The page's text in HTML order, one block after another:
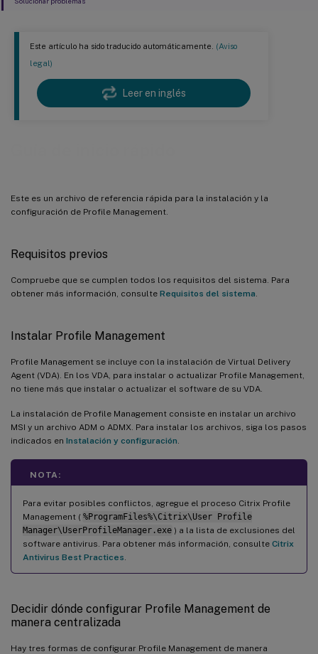
Este artículo ha sido traducido automáticamente. (Aviso
legal)
Leer en inglés
Este es un archivo de referencia rápida para la instalación y la
configuración de Profile Management.
Requisitos previos
Compruebe que se cumplen todos los requisitos del sistema. Para
obtener más información, consulte Requisitos del sistema
Instalar Profile Management
Profile Management se incluye con la instalación de Virtual Delivery
Agent (VDA). En los VDA, para instalar o actualizar Profile Management,
no tiene más que instalar o actualizar el software de su VDA.
La instalación de Profile Management consiste en instalar un archivo
MSI y un archivo ADM o ADMX. Para instalar los archivos, siga los pasos
indicados en Instalación y configuración
NOTA:
Para evitar posibles conflictos, agregue el proceso Citrix Profile
Management ( %ProgramFiles%\Citrix\User Profile
Manager\UserProfileManager.exe ) a la lista de exclusiones del
software antivirus. Para obtener más información, consulte Citrix
Antivirus Best Practices
Decidir dónde configurar Profile Management de
manera centralizada
Hay tres formas de configurar Profile Management de manera